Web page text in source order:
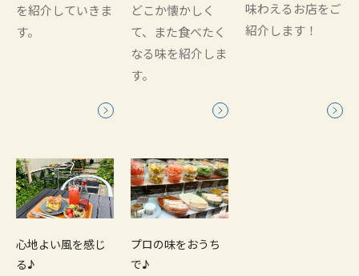
を紹介していきま
す。
どこか懐かしく
て、また食べたく
なる味を紹介しま
す。
味わえるお店をご
紹介します！
心地よい風を感じ
る♪
プロの味をおうち
で♪